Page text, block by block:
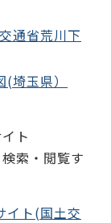
通省荒川下
埼玉県）
ト
索・閲覧す
イト(国土交